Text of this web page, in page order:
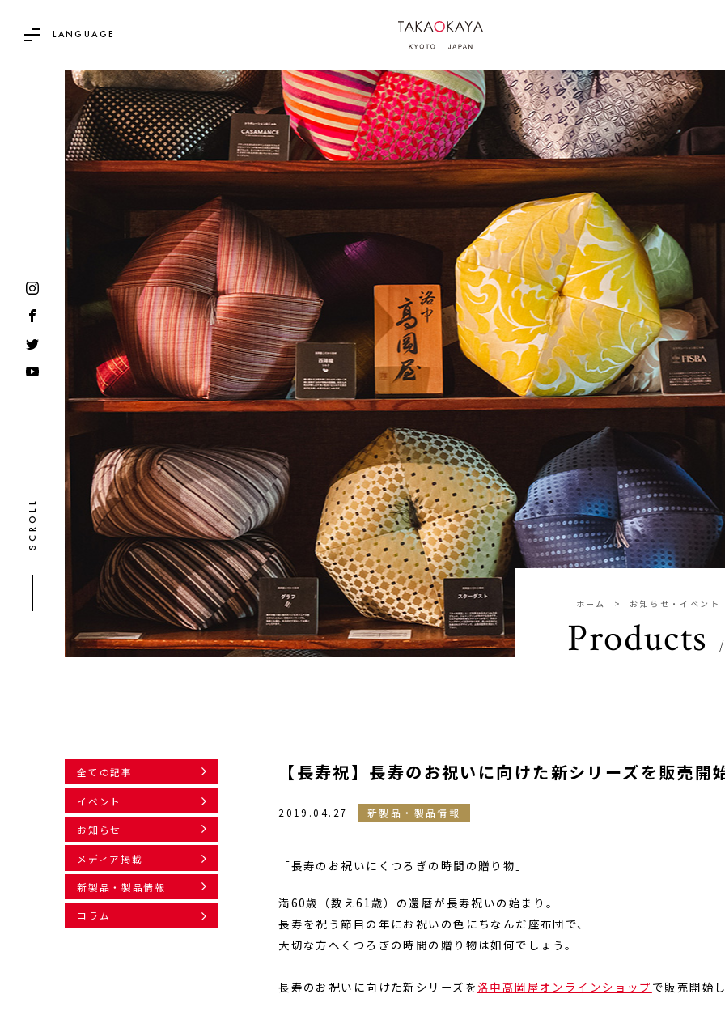
LANGUAGE
SCROLL
ホーム お知らせ・イベント
Products
全ての記事
イベント
お知らせ
メディア掲載
新製品・製品情報
コラム
【長寿祝】長寿のお祝いに向けた新シリーズを販売開
2019.04.27 新製品・製品情報
「長寿のお祝いにくつろぎの時間の贈り物」
満60歳（数え61歳）の還暦が長寿祝いの始まり。
長寿を祝う節目の年にお祝いの色にちなんだ座布団で、
大切な方へくつろぎの時間の贈り物は如何でしょう。
長寿のお祝いに向けた新シリーズを 洛中高岡屋オンラインショップ で販売開始